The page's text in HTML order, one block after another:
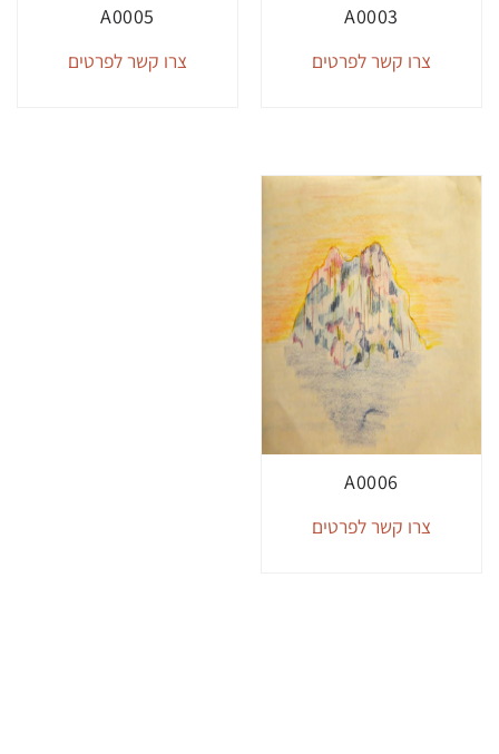
A0003
צרו קשר לפרטים
A0005
צרו קשר לפרטים
A0006
צרו קשר לפרטים